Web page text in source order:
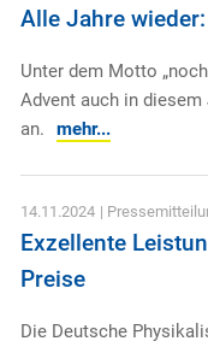
Alle Jahre
Unter dem Motto
Advent auch in
an.
mehr...
14.11.2024 |
Exzellente
Preise
Die Deutsche